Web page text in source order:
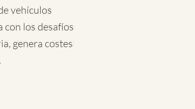
vehículos
con los desafíos
genera costes